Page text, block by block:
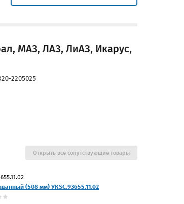
МАЗ, ЛАЗ, ЛиАЗ, Икарус,
2205025
(508 мм) УКSC.93655.11.02
Открыть все сопутствующие товары